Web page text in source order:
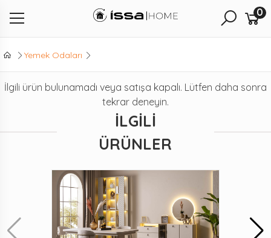
0
Yemek Odaları
İlgili ürün bulunamadı veya satışa kapalı. Lütfen daha sonra
tekrar deneyin.
İLGILI
ÜRÜNLER